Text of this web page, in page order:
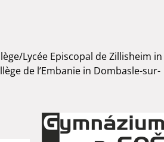
Lycée Episcopal de Zillisheim in
de l’Embanie in Dombasle-sur-